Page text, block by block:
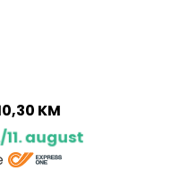
KM
11. august